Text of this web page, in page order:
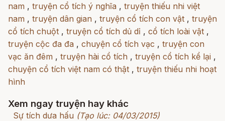
nam , truyện cổ tích ý nghĩa , truyện thiếu nhi việt
nam , truyện dân gian , truyện cổ tích con vật , truyện
cổ tích chuột , truyện cổ tích dủ dỉ , cổ tích loài vật ,
truyện cộc đa đa , chuyện cổ tích vạc , truyện con
vạc ăn đêm , truyện hài cổ tích , truyện cổ tích kể lại ,
chuyện cổ tích việt nam có thật , truyện thiếu nhi hoạt
hình
Xem ngay truyện hay khác
Sự tích dưa hấu (Tạo lúc: 04/03/2015)